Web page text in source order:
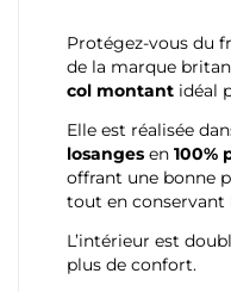
Protégez-vous du
de la marque
col montant idéal
Elle est réalisée
losanges en 100%
offrant une bonne
tout en conservant
L’intérieur est
plus de confort.